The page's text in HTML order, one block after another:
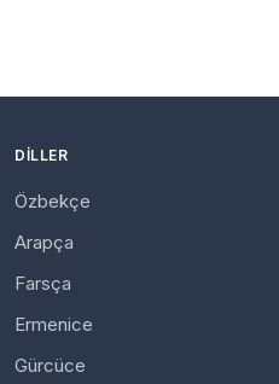
DILLER
Özbekçe
Arapça
Farsça
Ermenice
Gürcüce